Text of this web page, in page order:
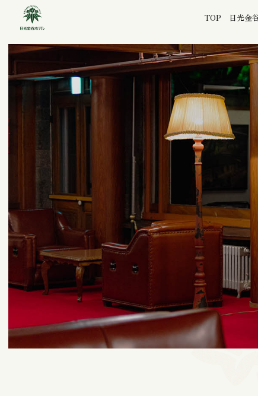
TOP 日光金